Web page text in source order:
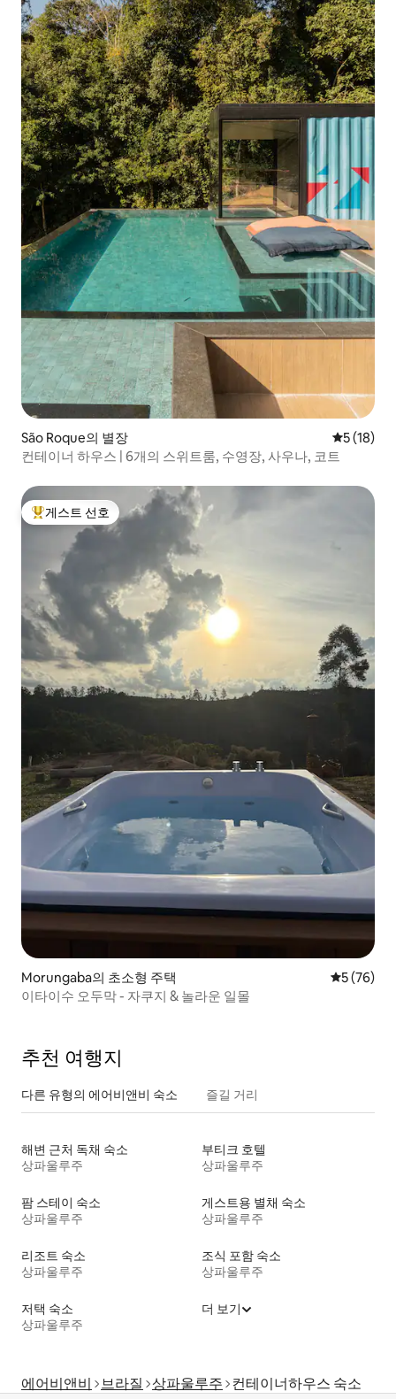
São Roque의 별장 평점 5점
5 (18)
컨테이너 하우스 | 6개의 스위트룸, 수영장, 사우나, 코트
상위 게스트 선호
게스트 선호
Morungaba의 초소형 주택 평점 5점(5
5 (76)
이타이수 오두막 - 자쿠지 & 놀라운 일몰
추천 여행지
다른 유형의 에어비앤비 숙소 즐길 거리
해변 근처 독채 숙소
상파울루주
부티크 호텔
상파울루주
팜 스테이 숙소
상파울루주
게스트용 별채 숙소
상파울루주
리조트 숙소
상파울루주
조식 포함 숙소
상파울루주
저택 숙소
상파울루주
더 보기
에어비앤비 브라질 상파울루주 컨테이너하우스 숙소